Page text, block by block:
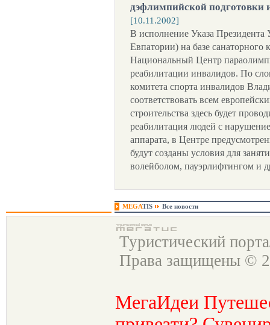
дэфлимпийской подготовки
[10.11.2002]
В исполнение Указа Президента
Евпатории) на базе
Национальный Центр
реабилитации инвалидов. По
комитета спорта инвалидов
соответствовать всем
строительства здесь будет
реабилитация людей с
аппарата, в Центре
будут созданы условия для
волейболом, пауэрлифтингом и
MEGATIS Все новости
Туристический
Права защищены ©
МегаИдеи